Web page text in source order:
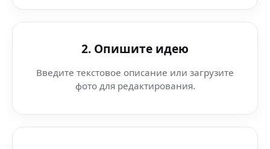
2. Опишите идею
Введите текстовое описание или загрузите
фото для редактирования.